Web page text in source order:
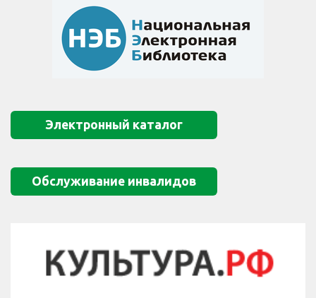
Электронный каталог
Обслуживание инвалидов